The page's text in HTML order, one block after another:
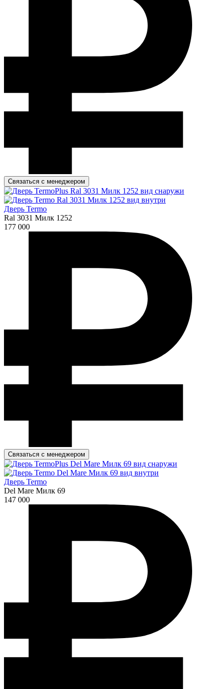
Связаться с менеджером
Дверь Termo
Ral 3031 Милк 1252
177 000
Связаться с менеджером
Дверь Termo
Del Mare Милк 69
147 000